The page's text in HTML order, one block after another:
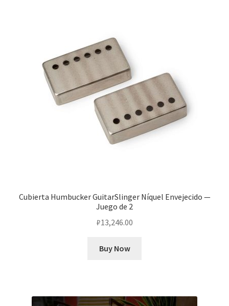
Cubierta Humbucker GuitarSlinger Níquel Envejecido —
Juego de 2
₽13,246.00
Buy Now